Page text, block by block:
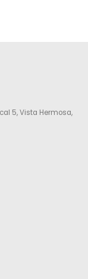
5, Vista Hermosa,